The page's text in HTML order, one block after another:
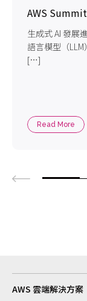
AWS
生成式 AI 發展
語言模型（
[…]
Read More
AWS 雲端解決方案